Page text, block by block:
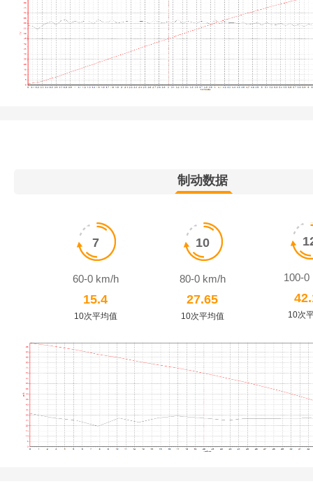
制动数据
7
60-0 km/h
15.4
10次平均值
10
80-0 km/h
27.65
10次平均值
100-0
10次